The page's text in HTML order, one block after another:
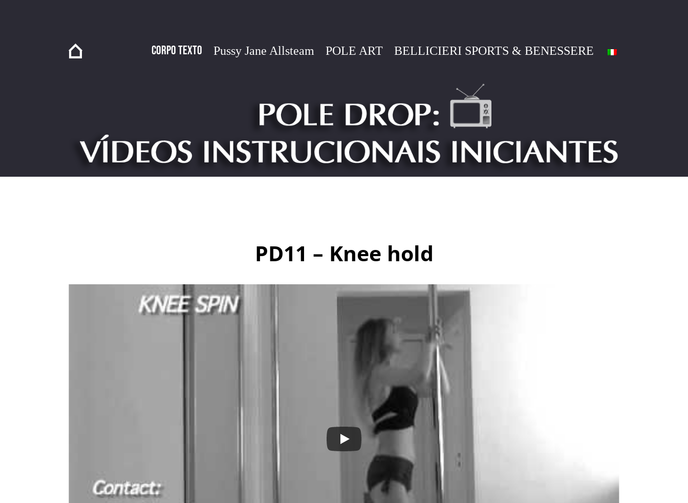
Corpo Texto Pussy Jane Allsteam POLE ART BELLICIERI SPORTS & BENESSERE
PD11 – Knee hold